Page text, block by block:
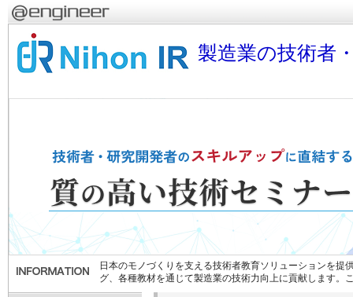
製造業の技術者
日本のモノづくりを支える技術者教育ソリューションを
グ、各種教材を通じて製造業の技術力向上に貢献します